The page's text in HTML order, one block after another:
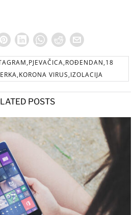
VIRUS,IZOLACIJA
POSTS